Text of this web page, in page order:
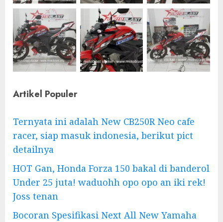
Artikel Populer
Ternyata ini adalah New CB250R Neo cafe
racer, siap masuk indonesia, berikut pict
detailnya
HOT Gan, Honda Forza 150 bakal di banderol
Under 25 juta! waduohh opo opo an iki rek!
Joss tenan
Bocoran Spesifikasi Next All New Yamaha